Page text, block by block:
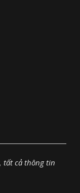
tất cả thông tin